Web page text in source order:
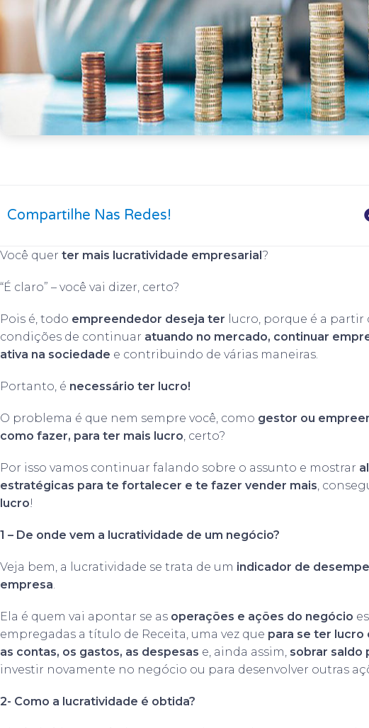
Compartilhe Nas Redes!
Você quer ter mais lucratividade empresarial?
“É claro” – você vai dizer, certo?
Pois é, todo empreendedor deseja ter lucro, porque é a partir
condições de continuar atuando no mercado, continuar
ativa na sociedade e contribuindo de várias maneiras.
Portanto, é necessário ter lucro!
O problema é que nem sempre você, como gestor ou
como fazer, para ter mais lucro , certo?
Por isso vamos continuar falando sobre o assunto e mostrar
estratégicas para te fortalecer e te fazer vender mais ,
lucro!
1 – De onde vem a lucratividade de um negócio?
Veja bem, a lucratividade se trata de um indicador de
empresa
Ela é quem vai apontar se as operações e ações do negócio
empregadas a título de Receita, uma vez que para se ter lucro
as contas, os gastos, as despesas e, ainda assim, sobrar saldo
investir novamente no negócio ou para desenvolver outras
2- Como a lucratividade é obtida?